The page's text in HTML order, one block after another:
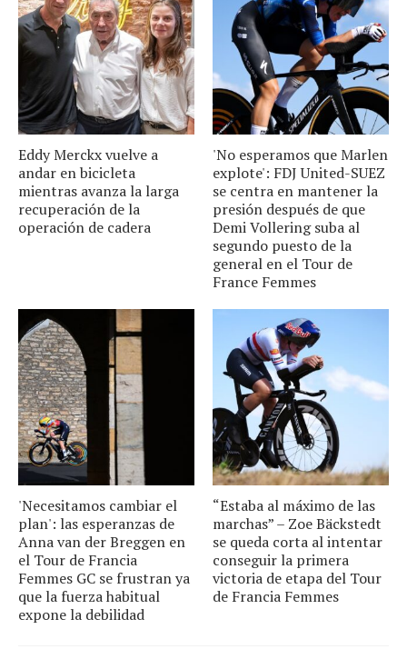
Eddy Merckx vuelve a
andar en bicicleta
mientras avanza la larga
recuperación de la
operación de cadera
'No esperamos que Marlen
explote': FDJ United-SUEZ
se centra en mantener la
presión después de que
Demi Vollering suba al
segundo puesto de la
general en el Tour de
France Femmes
'Necesitamos cambiar el
plan': las esperanzas de
Anna van der Breggen en
el Tour de Francia
Femmes GC se frustran ya
que la fuerza habitual
expone la debilidad
“Estaba al máximo de las
marchas” – Zoe Bäckstedt
se queda corta al intentar
conseguir la primera
victoria de etapa del Tour
de Francia Femmes